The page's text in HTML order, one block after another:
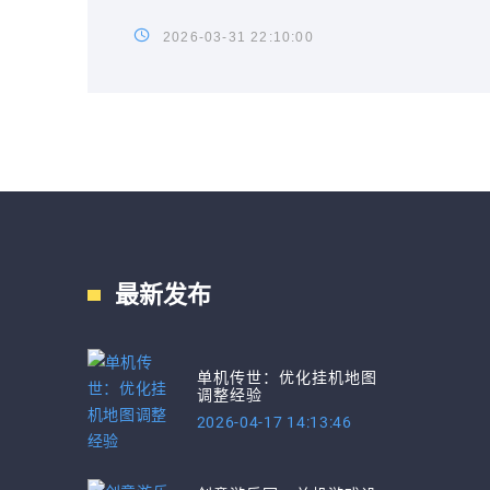
2026-03-31 22:10:00
最新发布
单机传世：优化挂机地图
调整经验
2026-04-17 14:13:46